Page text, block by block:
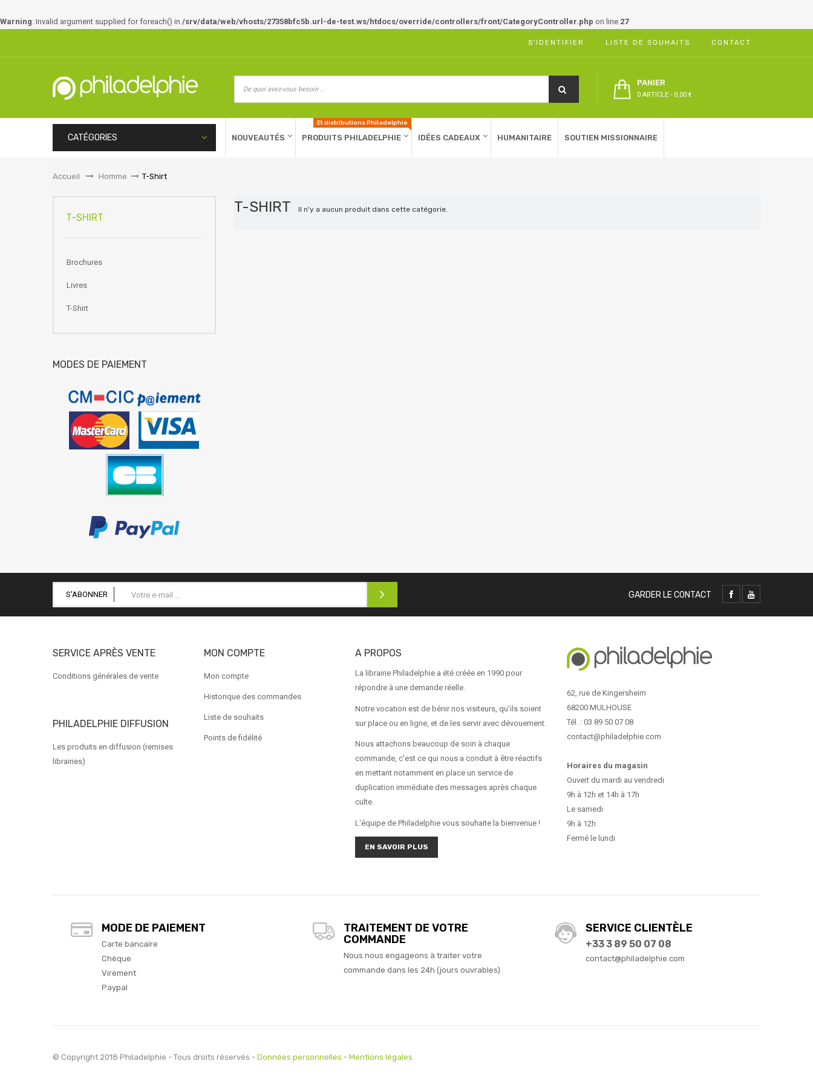
Warning: Invalid argument supplied for foreach() in /srv/data/web/vhosts/27358bfc5b.url-de-test.ws/htdocs/override/controllers/front/CategoryController.php on line 27
S'IDENTIFIER LISTE DE SOUHAITS CONTACT
PANIER
0 ARTICLE - 0,00 €
CATÉGORIES NOUVEAUTÉS PRODUITS PHILADELPHIE
Et distributions Philadelphie
IDÉES CADEAUX HUMANITAIRE SOUTIEN MISSIONNAIRE
Accueil &gt;Homme > T-Shirt
T-SHIRT
Brochures
Livres
T-Shirt
MODES DE PAIEMENT
T-SHIRT Il n'y a aucun produit dans cette catégorie.
S'ABONNER GARDER LE CONTACT
SERVICE APRÈS VENTE
Conditions générales de vente
PHILADELPHIE DIFFUSION
Les produits en diffusion (remises
librairies)
MON COMPTE
Mon compte
Historique des commandes
Liste de souhaits
Points de fidélité
A PROPOS
La librairie Philadelphie a été créée en 1990 pour
répondre à une demande réelle.
Notre vocation est de bénir nos visiteurs, qu'ils soient
sur place ou en ligne, et de les servir avec dévouement.
Nous attachons beaucoup de soin à chaque
commande, c'est ce qui nous a conduit à être réactifs
en mettant notamment en place un service de
duplication immédiate des messages après chaque
culte.
L'équipe de Philadelphie vous souhaite la bienvenue !
EN SAVOIR PLUS
62, rue de Kingersheim
68200 MULHOUSE
Tél. : 03 89 50 07 08
contact@philadelphie.com
Horaires du magasin
Ouvert du mardi au vendredi
9h à 12h et 14h à 17h
Le samedi
9h à 12h
Fermé le lundi
MODE DE PAIEMENT
Carte bancaire
Chèque
Virement
Paypal
TRAITEMENT DE VOTRE
COMMANDE
Nous nous engageons à traiter votre
commande dans les 24h (jours ouvrables)
SERVICE CLIENTÈLE
+33 3 89 50 07 08
contact@philadelphie.com
© Copyright 2018 Philadelphie - Tous droits réservés - Données personnelles - Mentions légales